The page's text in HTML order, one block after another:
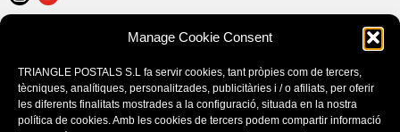
Manage Cookie Consent
TRIANGLE POSTALS S.L fa servir cookies, tant pròpies com de tercers,
tècniques, analítiques, personalitzades, publicitàries i / o afiliats, per oferir
les diferents finalitats mostrades a la configuració, situada en la nostra
política de cookies. Amb les cookies de tercers podem compartir informació
POLÍTICA DE COOKIES (EU)
CONDICIONS DE COMPRA